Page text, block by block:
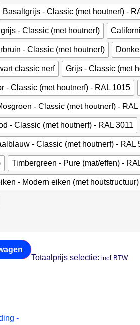
Basaltgrijs - Classic (met houtnerf) -
- Classic (met houtnerf)
- Classic (met houtnerf)
classic nerf Grijs - Classic (met
- Classic (met houtnerf) - RAL 1015
- Classic (met houtnerf) - RAL
- Classic (met houtnerf) - RAL 3011
- Classic (met houtnerf) - RAL
Timbergreen - Pure (mat/effen) -
- Modern eiken (met houtstructuur)
Totaalprijs selectie:incl BTW
-